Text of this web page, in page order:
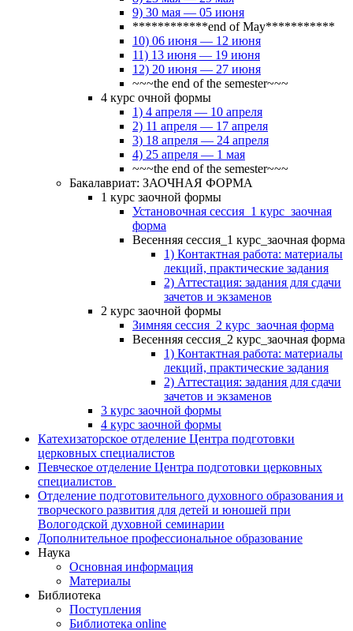
9) 30 мая — 05 июня
************end of May***********
10) 06 июня — 12 июня
11) 13 июня — 19 июня
12) 20 июня — 27 июня
~~~the end of the semester~~~
4 курс очной формы
1) 4 апреля — 10 апреля
2) 11 апреля — 17 апреля
3) 18 апреля — 24 апреля
4) 25 апреля — 1 мая
~~~the end of the semester~~~
Бакалавриат: ЗАОЧНАЯ ФОРМА
1 курс заочной формы
Установочная сессия_1 курс_заочная
форма
Весенняя сессия_1 курс_заочная форма
1) Контактная работа: материалы
лекций, практические задания
2) Аттестация: задания для сдачи
зачетов и экзаменов
2 курс заочной формы
Зимняя сессия_2 курс_заочная форма
Весенняя сессия_2 курс_заочная форма
1) Контактная работа: материалы
лекций, практические задания
2) Аттестация: задания для сдачи
зачетов и экзаменов
3 курс заочной формы
4 курс заочной формы
Катехизаторское отделение Центра подготовки
церковных специалистов
Певческое отделение Центра подготовки церковных
специалистов
Отделение подготовительного духовного образования и
творческого развития для детей и юношей при
Вологодской духовной семинарии
Дополнительное профессиональное образование
Наука
Основная информация
Материалы
Библиотека
Поступления
Библиотека online